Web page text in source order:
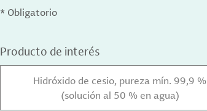
* Obligatorio
Producto de interés
Hidróxido de cesio, pureza mín. 99,9 %
(solución al 50 % en agua)